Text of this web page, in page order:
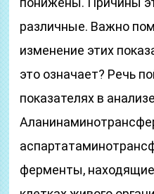
различные. Важно
изменение этих
это означает? Речь
показателях в
ферменты,